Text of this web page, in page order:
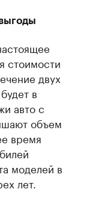
стоимости
двух
в
авто с
объем
время
моделей в
лет.